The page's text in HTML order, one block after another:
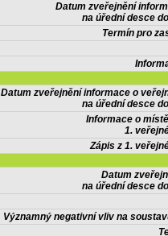
Datum zveřejnění
na úřední desce
Termín pro
Datum zveřejnění informace o
na úřední desce
Informace o
1.
Zápis z 1.
Datum
na úřední desce
Významný negativní vliv na